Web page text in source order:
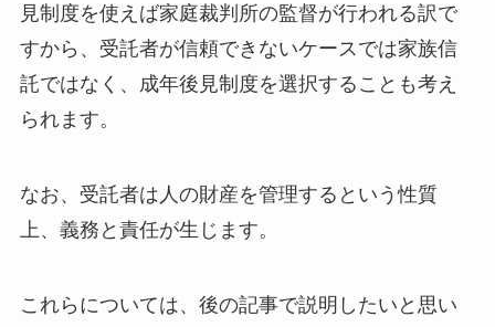
見制度を使えば家庭裁判所の監督が行われる訳で
すから、受託者が信頼できないケースでは家族信
託ではなく、成年後見制度を選択することも考え
られます。
なお、受託者は人の財産を管理するという性質
上、義務と責任が生じます。
これらについては、後の記事で説明したいと思い